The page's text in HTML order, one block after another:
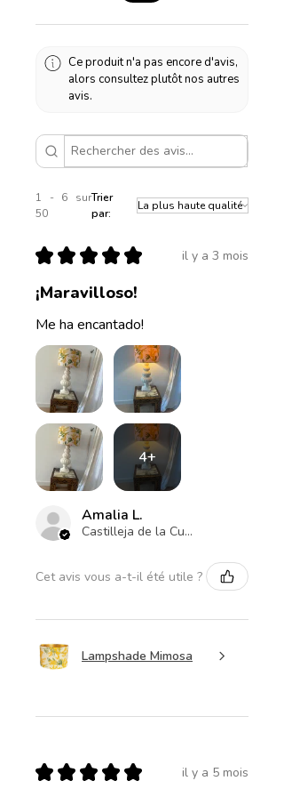
Diamètre 30cm, hauteur
23cm
25cm
Diamètre 40cm, hauteur
Ce produit n'a pas encore d'avis,
alors consultez plutôt nos autres
avis.
1 - 6 sur
50
Trier
par:
★ ★ ★ ★ ★ il y a 3 mois
¡Maravilloso!
Me ha encantado!
4+
Amalia L.
Castilleja de la Cuesta , ES-AN
Cet avis vous a-t-il été utile ?
Lampshade Mimosa
★ ★ ★ ★ ★ il y a 5 mois